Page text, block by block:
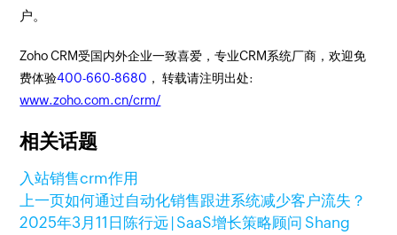
户。
Zoho CRM受国内外企业一致喜爱，专业CRM系统厂商，欢迎免
费体验400-660-8680 ， 转载请注明出处:
www.zoho.com.cn/crm/
相关话题
入站销售crm作用
上一页如何通过自动化销售跟进系统减少客户流失？
2025年3月11日 陈行远 | SaaS增长策略顾问 Shang